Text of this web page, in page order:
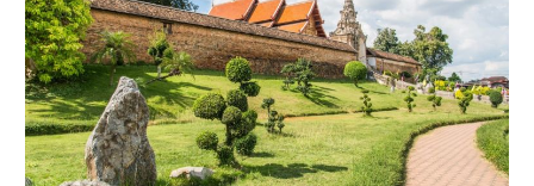
Luang
:
l’immanquable
temple
proche